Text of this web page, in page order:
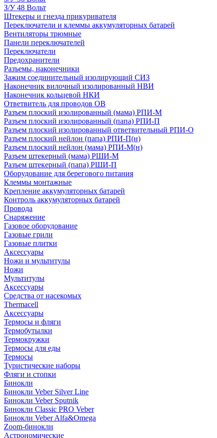
З/У 48 Вольт
Штекеры и гнезда прикуривателя
Переключатели и клеммы аккумуляторных батарей
Вентиляторы трюмные
Панели переключателей
Переключатели
Предохранители
Разъемы, наконечники
Зажим соединительный изолирующий СИЗ
Наконечник вилочный изолированный НВИ
Наконечник кольцевой НКИ
Ответвитель для проводов ОВ
Разъем плоский изолированный (мама) РПИ-М
Разъем плоский изолированный (папа) РПИ-П
Разъем плоский изолированный ответвительный РПИ-О
Разъем плоский нейлон (папа) РПИ-П(н)
Разъем плоский нейлон (мама) РПИ-М(н)
Разъем штекерный (мама) РШИ-М
Разъем штекерный (папа) РШИ-П
Оборудование для берегового питания
Клеммы монтажные
Крепление аккумуляторных батарей
Контроль аккумуляторных батарей
Провода
Снаряжение
Газовое оборудование
Газовые грили
Газовые плитки
Аксессуары
Ножи и мультитулы
Ножи
Мультитулы
Аксессуары
Средства от насекомых
Thermacell
Аксессуары
Термосы и фляги
Термобутылки
Термокружки
Термосы для еды
Термосы
Туристические наборы
Фляги и стопки
Бинокли
Бинокли Veber Silver Line
Бинокли Veber Sputnik
Бинокли Classic PRO Veber
Бинокли Veber Alfa&Omega
Zoom-бинокли
Астрономические